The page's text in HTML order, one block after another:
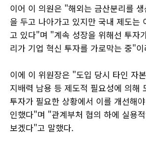
이어 이 의원은 "해외는 금산분리를
을 두고 나아가고 있지만 국내 제도는
고 있다"며 "계속 성장을 위해선 투자
리가 기업 혁신 투자를 가로막는 중"
이에 이 위원장은 "도입 당시 타인 자
지배력 남용 등 제도적 필요성에 의해
투자가 필요한 상황에서 이를 개선해
인했다"며 "관계부처 협의 하에 실용
보겠다"고 말했다.